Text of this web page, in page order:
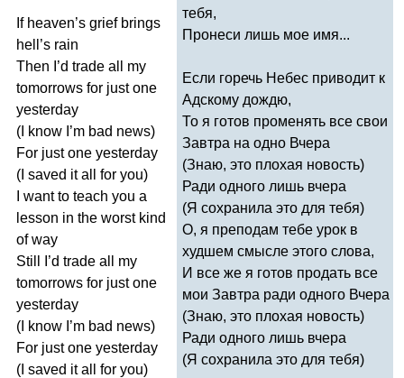
If heaven’s grief brings
hell ’s rain
Then ’d trade all
my
tomorrows for just one
yesterday
( know ’m bad news)
For just one yesterday
( saved it all for you)
want to teach you a
lesson in the worst kind
of way
Still
’d trade all
my
tomorrows for just one
yesterday
( know ’m bad news)
For just one yesterday
( saved it all for you)
тебя,
Пронеси лишь мое имя...
Если горечь Небес приводит к
Адскому дождю,
То я готов променять все свои
Завтра на одно Вчера
(Знаю, это плохая новость)
Ради одного лишь вчера
(Я сохранила это для тебя)
О, я преподам тебе урок в
худшем смысле этого слова,
И все же я готов продать все
мои Завтра ради одного Вчера
(Знаю, это плохая новость)
Ради одного лишь вчера
(Я сохранила это для тебя)